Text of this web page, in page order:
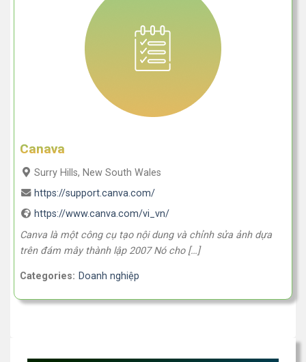
Canava
Surry Hills, New South Wales
https://support.canva.com/
https://www.canva.com/vi_vn/
Canva là một công cụ tạo nội dung và chỉnh sửa ảnh dựa
trên đám mây thành lập 2007 Nó cho […]
Categories: Doanh nghiệp